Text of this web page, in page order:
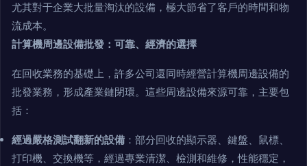
尤其對于企業大批量淘汰的設備，極大節省了客戶的時間和物
流成本。
計算機周邊設備批發：可靠、經濟的選擇
在回收業務的基礎上，許多公司還同時經營計算機周邊設備的
批發業務，形成產業鏈閉環。這些周邊設備來源可靠，主要包
括：
經過嚴格測試翻新的設備 ：部分回收的顯示器、鍵盤、鼠標、
打印機、交換機等，經過專業清潔、檢測和維修，性能穩定，